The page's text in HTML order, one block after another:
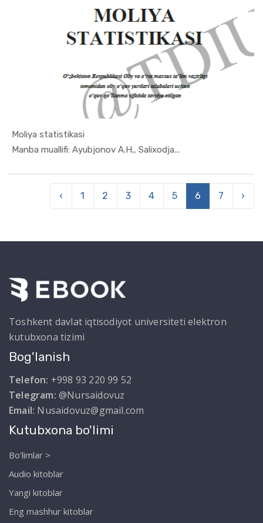
Moliya statistikasi
Manba muallifi: Ayubjonov A.H., Salixodja...
In Ekonome...
‹ 1 2 3 4 5 6 7 ›
Toshkent davlat iqtisodiyot universiteti elektron
kutubxona tizimi
Bog'lanish
Telefon: +998 93 220 99 52
Telegram: @Nursaidovuz
Email: Nusaidovuz@gmail.com
Kutubxona bo'limi
Bo'limlar >
Audio kitoblar
Yangi kitoblar
Eng mashhur kitoblar